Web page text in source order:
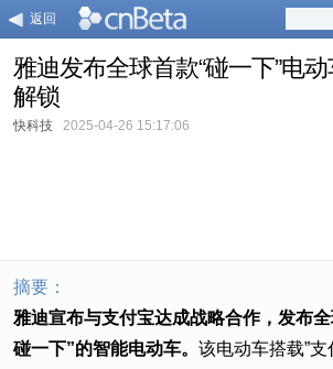
返回
雅迪发布全球首款“碰一下”电
解锁
快科技 2025-04-26 15:17:06
摘要：
雅迪宣布与支付宝达成战略合作，发布
碰一下”的智能电动车。 该电动车搭载”支